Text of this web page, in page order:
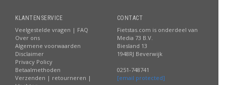
KLANTENSERVICE
Veelgestelde vragen | FAQ
Over ons
Algemene voorwaarden
Disclaimer
Privacy Policy
Betaalmethoden
Verzenden | retourneren |
CONTACT
Fietstas.com is onderdeel van
Media 73 B.V.
Biesland 13
1948RJ Beverwijk
0251-748741
[email protected]